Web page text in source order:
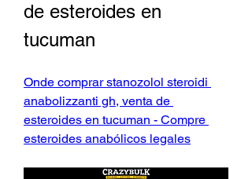
de esteroides en
tucuman
Onde comprar stanozolol steroidi
anabolizzanti gh, venta de
esteroides en tucuman - Compre
esteroides anabólicos legales